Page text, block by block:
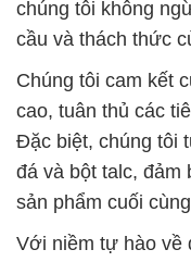
chúng tôi không
cầu và thách thức
Chúng tôi cam kết
cao, tuân thủ các
Đặc biệt, chúng tôi
đá và bột talc, đảm
sản phẩm cuối
Với niềm tự hào về